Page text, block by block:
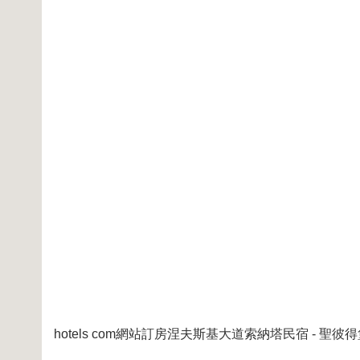
hotels com網站訂房涅夫斯基大道索納塔民宿 - 聖彼得